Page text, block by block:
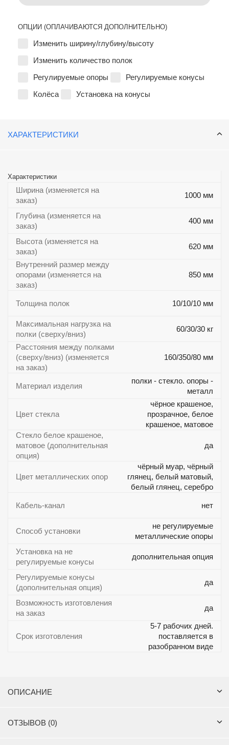
ОПЦИИ (ОПЛАЧИВАЮТСЯ ДОПОЛНИТЕЛЬНО)
Изменить ширину/глубину/высоту
Изменить количество полок
Регулируемые опоры
Регулируемые конусы
Колёса
Установка на конусы
ХАРАКТЕРИСТИКИ
Характеристики
Ширина (изменяется на
заказ)
1000 мм
Глубина (изменяется на
заказ)
400 мм
Высота (изменяется на
заказ)
620 мм
Внутренний размер между
опорами (изменяется на
заказ)
850 мм
Толщина полок 10/10/10 мм
Максимальная нагрузка на
полки (сверху/вниз)
60/30/30 кг
Расстояния между полками
(сверху/вниз) (изменяется
на заказ)
160/350/80 мм
Материал изделия
полки - стекло. опоры -
металл
Цвет стекла
чёрное крашеное,
прозрачное, белое
крашеное, матовое
Стекло белое крашеное,
матовое (дополнительная
опция)
да
Цвет металлических опор
чёрный муар, чёрный
глянец, белый матовый,
белый глянец, серебро
Кабель-канал нет
Способ установки
не регулируемые
металлические опоры
Установка на не
регулируемые конусы
дополнительная опция
Регулируемые конусы
(дополнительная опция)
да
Возможность изготовления
на заказ
да
Срок изготовления
5-7 рабочих дней.
поставляется в
разобранном виде
ОПИСАНИЕ
ОТЗЫВОВ (0)